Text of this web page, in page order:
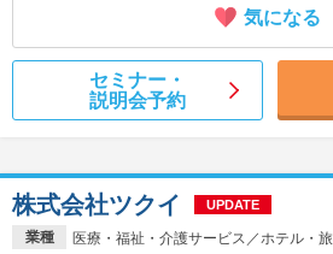
気になる
セミナー・
説明会予約
業種
医療・福祉・介護サービス／ホテル・
株式会社ツクイ UPDATE